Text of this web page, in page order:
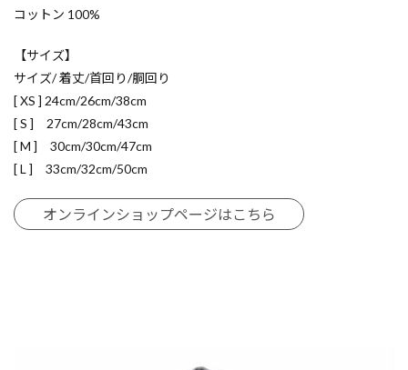
コットン 100%
【サイズ】
サイズ/ 着丈/首回り/胴回り
[ XS ] 24cm/26cm/38cm
[ S ] 27cm/28cm/43cm
[ M ] 30cm/30cm/47cm
[ L ] 33cm/32cm/50cm
オンラインショップページはこちら